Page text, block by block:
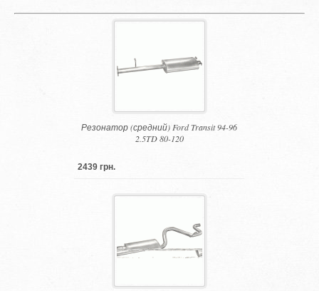
Резонатор (средний) Ford Transit 94-96
2.5TD 80-120
2439 грн.